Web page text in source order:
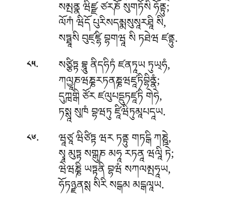
སམྤནྣ ཝིཛྫ ཙརཎོ སུགཏོསི ཧོནྟུ;
ལོཀཾ ཝིདོ པུརིསདམྨསུསཱརཐཱི སི,
སཏྠཱསི བུཛ྄ཛྷི བྷགཝཱ སི ཏཐེཝ ཛནྟུ.
༨༥. སཙྩིཏྟ བྷཱུ ནིདཧིཏཾ ཛནཏཱཡ ཏུཡ྄ཧཾ,
ཀལྱཱཎཝཎྞརཏནཎྞཝཛཱཏིབྷིནྣཾ;
དུཀྑགྒི ཙོར ཛལུཔདྡུཏཛཱཏི གེཧེ,
ཏསྶཱ སུཁཾ བྷཝཏུ ཛཱིཝིཏུམཱཔདཱཡ.
༨༦. ཝཱཙཱ ཝིཙིཏྟ ཝར ཏནྟུ གཏངྒི ཀཎྛེ,
སྭཱ མུཏྟ སགྒུཎ མཧཱ རཏནཱ ཝལཱི ཏེ;
ཝེཝཎྞི ཡཏྟནི བྷཝཾ སཀལམྤཧཱཡ,
ཧོཏཉྫནསྶ སིརི སངྒམ མངྒལཱཡ.